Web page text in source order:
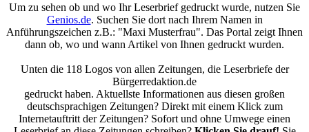
Um zu sehen ob und wo Ihr Leserbrief gedruckt wurde, nutzen Sie
Genios.de. Suchen Sie dort nach Ihrem Namen in
Anführungszeichen z.B.: "Maxi Musterfrau". Das Portal zeigt Ihnen
dann ob, wo und wann Artikel von Ihnen gedruckt wurden.
Unten die 118 Logos von allen Zeitungen, die Leserbriefe der
Bürgerredaktion.de
gedruckt haben. Aktuellste Informationen aus diesen großen
deutschsprachigen Zeitungen? Direkt mit einem Klick zum
Internetauftritt der Zeitungen? Sofort und ohne Umwege einen